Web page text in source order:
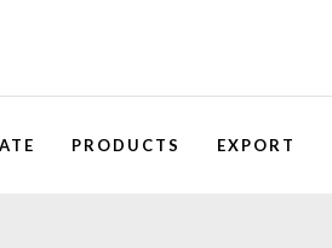
PRODUCTS EXPORT